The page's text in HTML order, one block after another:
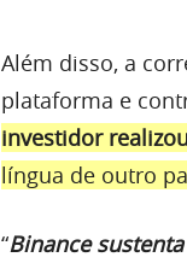
Além disso, a
plataforma e
investidor
língua de outro
“Binance